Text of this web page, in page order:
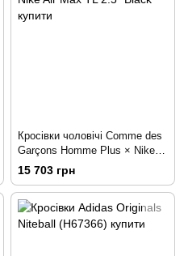
Кросівки чоловічі Comme des
Garçons Homme Plus × Nike
Air Max TL 2.5 "Black" 44
15 703 грн